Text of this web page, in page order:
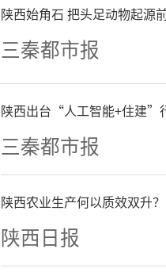
该公司官网
（以下简称
世界500强
司骨干子企
陕西始角石 把头足动物起源
三秦都市报
陕西出台“人工智能+住建”
三秦都市报
陕西农业生产何以质效双升？
陕西日报